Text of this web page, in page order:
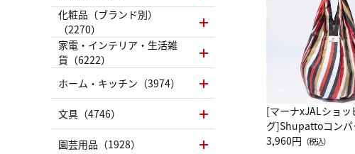
[マーナxJALショッ
グ]Shupattoコンパ
グ Drop JAL客室乗
3,960円 （税込）
化粧品（ブランド別）
（2270）
家電・インテリア・生活雑
貨（6222）
ホーム・キッチン（3974）
文具（4746）
園芸用品（1928）